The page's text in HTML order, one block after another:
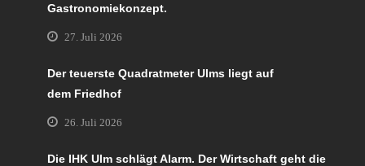
Gastronomiekonzept.
27. Juli 2026
Der teuerste Quadratmeter Ulms liegt auf
dem Friedhof
26. Juli 2026
Die IHK Ulm schlägt Alarm. Der Wirtschaft geht die